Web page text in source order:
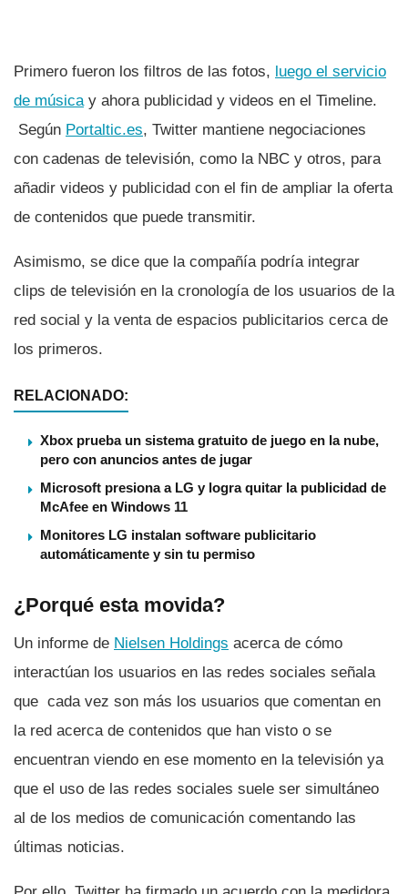
Primero fueron los filtros de las fotos, luego el servicio
de música y ahora publicidad y videos en el Timeline.
Según Portaltic.es, Twitter mantiene negociaciones
con cadenas de televisión, como la NBC y otros, para
añadir videos y publicidad con el fin de ampliar la oferta
de contenidos que puede transmitir.
Asimismo, se dice que la compañí­a podrí­a integrar
clips de televisión en la cronologí­a de los usuarios de la
red social y la venta de espacios publicitarios cerca de
los primeros.
RELACIONADO:
Xbox prueba un sistema gratuito de juego en la nube,
pero con anuncios antes de jugar
Microsoft presiona a LG y logra quitar la publicidad de
McAfee en Windows 11
Monitores LG instalan software publicitario
automáticamente y sin tu permiso
¿Porqué esta movida?
Un informe de Nielsen Holdings acerca de cómo
interactúan los usuarios en las redes sociales señala
que cada vez son más los usuarios que comentan en
la red acerca de contenidos que han visto o se
encuentran viendo en ese momento en la televisión ya
que el uso de las redes sociales suele ser simultáneo
al de los medios de comunicación comentando las
últimas noticias.